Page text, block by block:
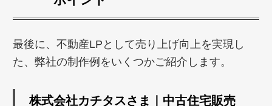
最後に、不動産LPとして売り上げ向上を実現し
た、弊社の制作例をいくつかご紹介します。
株式会社カチタスさま｜中古住宅販売